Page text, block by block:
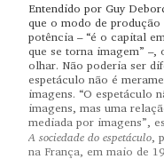
Entendido por Guy
que o modo de
potência – “é o capital
que se torna imagem”
olhar. Não poderia ser
espetáculo não é
imagens. “O espetáculo
imagens, mas uma
mediada por imagens”,
A sociedade do espetáculo ,
na França, em maio de